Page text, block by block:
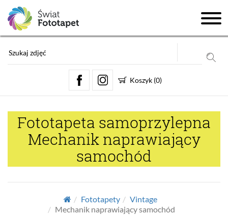
Koszyk (0)
Fototapeta samoprzylepna
Mechanik naprawiający
samochód
Fototapety
Vintage
Mechanik naprawiający samochód